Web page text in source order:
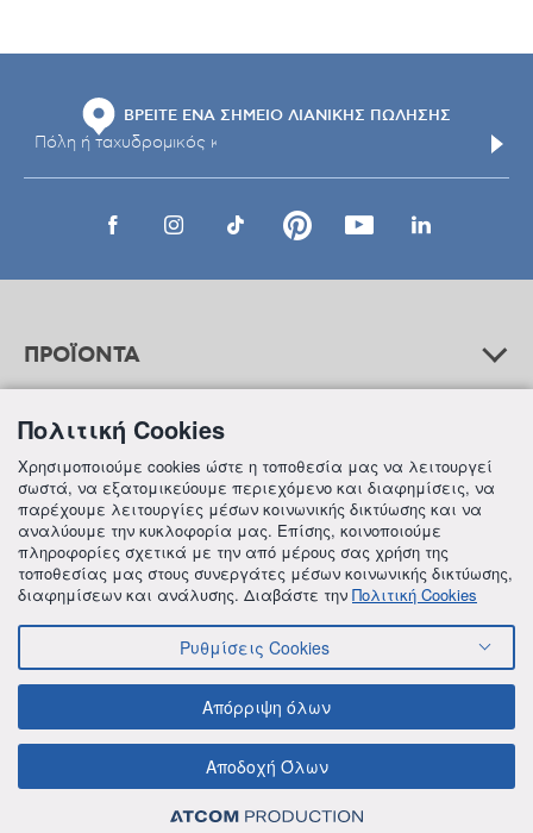
ΒΡΕΙΤΕ ΕΝΑ ΣΗΜΕΙΟ ΛΙΑΝΙΚΗΣ ΠΩΛΗΣΗΣ
ΠΡΟΪΟΝΤΑ
ΒΟΗΘΕΙΑ
ΠΛΗΡΟΦΟΡΙΕΣ
© 2018 FREZYDERM A.B.Ε.E. ALL RIGHTS RESERVED
ΠΟΛΙΤΙΚΗ ΕΣΩΤΕΡΙΚΩΝ ΑΝΑΦΟΡΩΝ & ΚΑΤΑΓΓΕΛΙΩΝ (Ν. 4990/22)
ΠΟΛΙΤΙΚΗ ΑΠΟΡΡΗΤΟΥ ΤΗΣ FREZYDERM
ΠΟΛΙΤΙΚΗ ΓΙΑ ΤΑ COOKIES
ΟΙΚΟΝΟΜΙΚΑ ΣΤΟΙΧΕΙΑ ΤΗΣ FREZYDERM
Πολιτική Cookies
Χρησιμοποιούμε cookies ώστε η τοποθεσία μας να λειτουργεί
σωστά, να εξατομικεύουμε περιεχόμενο και διαφημίσεις, να
παρέχουμε λειτουργίες μέσων κοινωνικής δικτύωσης και να
αναλύουμε την κυκλοφορία μας. Επίσης, κοινοποιούμε
πληροφορίες σχετικά με την από μέρους σας χρήση της
τοποθεσίας μας στους συνεργάτες μέσων κοινωνικής δικτύωσης,
διαφημίσεων και ανάλυσης. Διαβάστε την Πολιτική Cookies
Ρυθμίσεις Cookies
Απόρριψη όλων
Αποδοχή Όλων